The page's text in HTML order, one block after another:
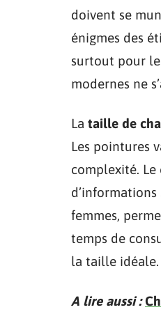
doivent se
énigmes des
surtout pour
modernes ne
La taille de
Les pointures
complexité.
femmes,
temps de
la taille idéale.
A lire aussi :